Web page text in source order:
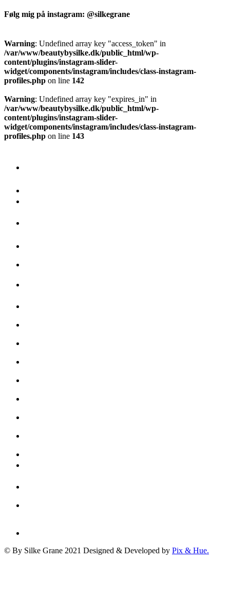
Følg mig på instagram: @silkegrane
Warning: Undefined array key "access_token" in
/var/www/beautybysilke.dk/public_html/wp-
content/plugins/instagram-slider-
widget/components/instagram/includes/class-instagram-
profiles.php on line 142
Warning: Undefined array key "expires_in" in
/var/www/beautybysilke.dk/public_html/wp-
content/plugins/instagram-slider-
widget/components/instagram/includes/class-instagram-
profiles.php on line 143
© By Silke Grane 2021 Designed & Developed by Pix & Hue.